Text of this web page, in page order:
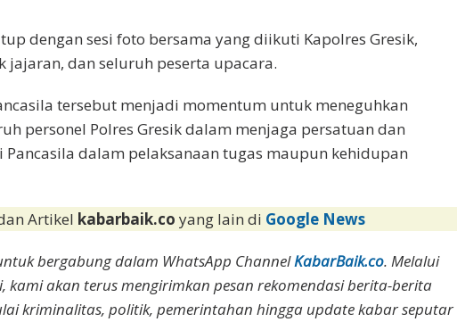
dengan sesi foto bersama yang diikuti Kapolres Gresik,
jajaran, dan seluruh peserta upacara.
tersebut menjadi momentum untuk meneguhkan
personel Polres Gresik dalam menjaga persatuan dan
dalam pelaksanaan tugas maupun kehidupan
Artikel kabarbaik.coyang lain di Google News
bergabung dalam WhatsApp ChannelKabarBaik.co. Melalui
kami akan terus mengirimkan pesan rekomendasi berita-berita
kriminalitas, politik, pemerintahan hingga update kabar seputar